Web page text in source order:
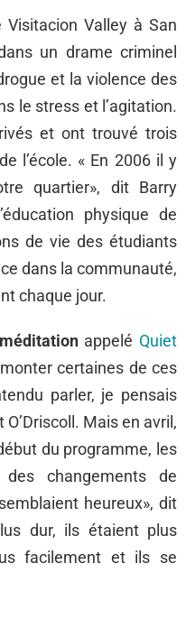
Valley à San
un drame criminel
et la violence des
le stress et l’agitation.
et ont trouvé trois
l’école. « En 2006 il y
quartier», dit Barry
physique de
de vie des étudiants
dans la communauté,
chaque jour.
méditationappelé Quiet
certaines de ces
parler, je pensais
Mais en avril,
du programme, les
changements de
heureux», dit
dur, ils étaient plus
facilement et ils se